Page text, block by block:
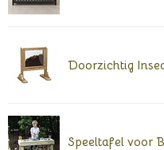
Doorzichtig
Speeltafel voor